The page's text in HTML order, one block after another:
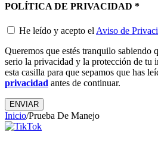
POLÍTICA DE PRIVACIDAD *
He leído y acepto el Aviso de
Queremos que estés tranquilo sabiendo
serio la privacidad y la protección de tu
esta casilla para que sepamos que has
privacidad antes de continuar.
ENVIAR
Inicio/Prueba De Manejo